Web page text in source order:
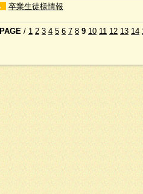
卒業生徒様情報
PAGE / 1 2 3 4 5 6 7 8 9 10 11 12 13 14